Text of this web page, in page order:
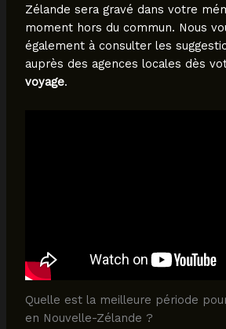
Zélande sera gravé dans votre
moment hors du commun. Nous
également à consulter les
auprès des agences locales dès
voyage.
Quelle est la meilleure période
en Nouvelle-Zélande ?